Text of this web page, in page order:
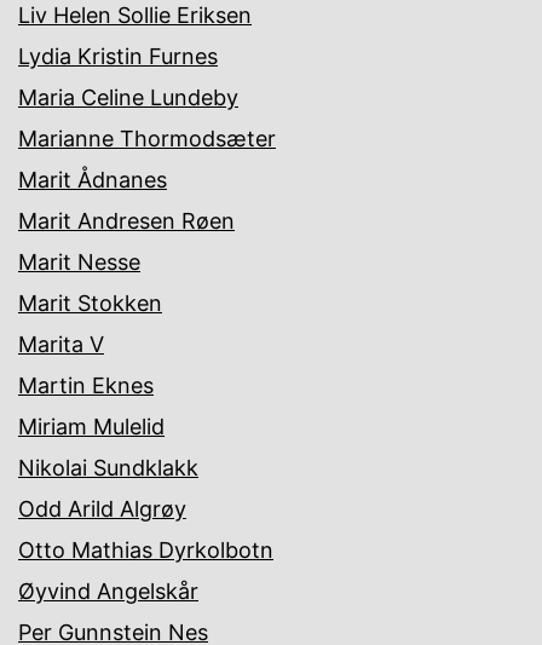
Liv Helen Sollie Eriksen
Lydia Kristin Furnes
Maria Celine Lundeby
Marianne Thormodsæter
Marit Ådnanes
Marit Andresen Røen
Marit Nesse
Marit Stokken
Marita V
Martin Eknes
Miriam Mulelid
Nikolai Sundklakk
Odd Arild Algrøy
Otto Mathias Dyrkolbotn
Øyvind Angelskår
Per Gunnstein Nes